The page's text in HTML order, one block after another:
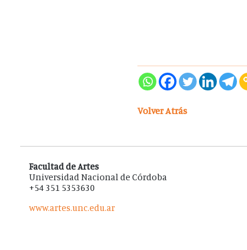
Volver Atrás
Facultad de Artes
Universidad Nacional de Córdoba
+54 351 5353630
www.artes.unc.edu.ar